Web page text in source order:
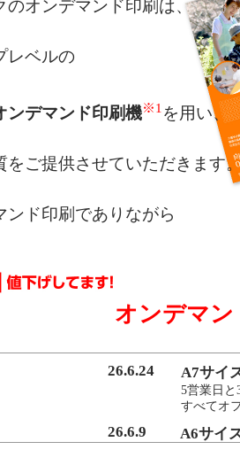
のオンデマンド印刷は、
レベルの
ンデマンド印刷機※1 を用い、
をご提供させていただきます
ンド印刷でありながら
来のオンデマンド印刷機より
に近い品質を実現いたしまし
ザープリンター等によくある色ムラや汚
オンデマン
26.6.24 A7サイ
5営業日と
すべてオ
26.6.9 A6サイ